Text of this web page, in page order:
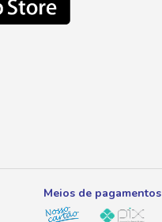
Meios de pagamentos